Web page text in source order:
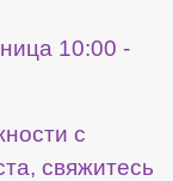
10:00 -
с
свяжитесь